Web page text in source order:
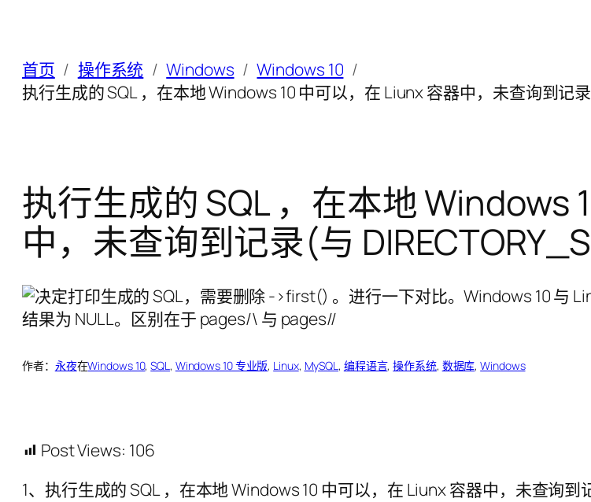
首页 操作系统 Windows
Windows 10
执行生成的 SQL ，在本地 Windows 10 中可以，在 Liunx 容器中，未查询到记录
执行生成的 SQL ，在本地 Windows
中，未查询到记录(与
作者： 永夜在Windows 10, SQL, Windows 10 专业版, Linux, MySQL, 编程语言, 操作系统, 数据库, Windows
Post Views: 106
1、执行生成的 SQL ，在本地 Windows 10 中可以，在 Liunx 容器中，未查询